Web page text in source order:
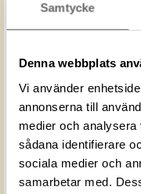
Samtycke
Denna webbplats
Vi använder
annonserna till
medier och
sådana identifierare
sociala medier och
samarbetar med.
Förmålsbenämning
Föremålsnummer
ID‑nummer
Fotograf
Fotodatum